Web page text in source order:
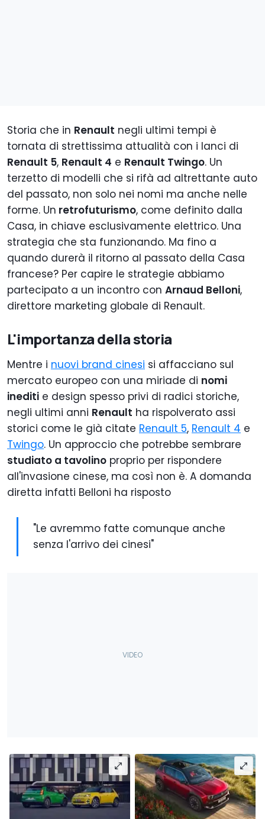
Storia che in Renault negli ultimi tempi è
tornata di strettissima attualità con i lanci di
Renault 5, Renault 4 e Renault Twingo. Un
terzetto di modelli che si rifà ad altrettante auto
del passato, non solo nei nomi ma anche nelle
forme. Un retrofuturismo, come definito dalla
Casa, in chiave esclusivamente elettrico. Una
strategia che sta funzionando. Ma fino a
quando durerà il ritorno al passato della Casa
francese? Per capire le strategie abbiamo
partecipato a un incontro con Arnaud Belloni,
direttore marketing globale di Renault.
L'importanza della storia
Mentre i nuovi brand cinesi si affacciano sul
mercato europeo con una miriade di nomi
inediti e design spesso privi di radici storiche,
negli ultimi anni Renault ha rispolverato assi
storici come le già citate Renault 5, Renault 4 e
Twingo. Un approccio che potrebbe sembrare
studiato a tavolino proprio per rispondere
all'invasione cinese, ma così non è. A domanda
diretta infatti Belloni ha risposto
"Le avremmo fatte comunque anche
senza l'arrivo dei cinesi"